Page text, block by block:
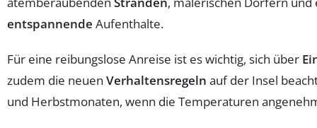
entspannende Aufenthalte.
Für eine reibungslose Anreise ist es wichtig, sich über
zudem die neuen Verhaltensregeln auf der Insel
und Herbstmonaten, wenn die Temperaturen